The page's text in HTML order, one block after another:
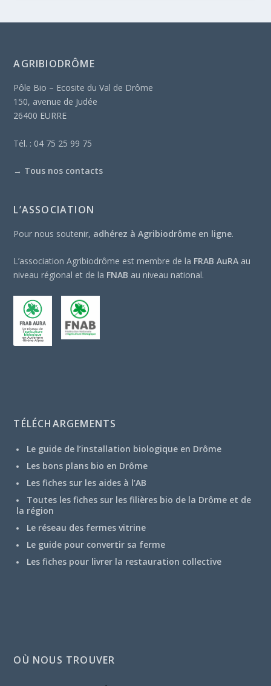
AGRIBIODRÔME
Pôle Bio – Ecosite du Val de Drôme
150, avenue de Judée
26400 EURRE
Tél. : 04 75 25 99 75
→ Tous nos contacts
L’ASSOCIATION
Pour nous soutenir, adhérez à Agribiodrôme en ligne.
L’association Agribiodrôme est membre de la FRAB AuRA au
niveau régional et de la FNAB au niveau national.
TÉLÉCHARGEMENTS
Le guide de l’installation biologique en Drôme
Les bons plans bio en Drôme
Les fiches sur les aides à l’AB
Toutes les fiches sur les filières bio de la Drôme et de
la région
Le réseau des fermes vitrine
Le guide pour convertir sa ferme
Les fiches pour livrer la restauration collective
OÙ NOUS TROUVER